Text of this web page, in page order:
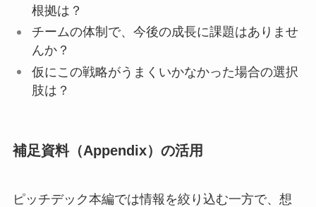
根拠は？
チームの体制で、今後の成長に課題はありませ
んか？
仮にこの戦略がうまくいかなかった場合の選択
肢は？
補足資料（Appendix）の活用
ピッチデック本編では情報を絞り込む一方で、想